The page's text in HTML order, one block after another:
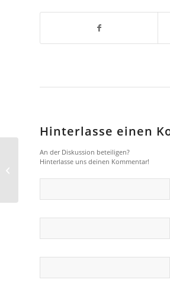
Hinterlasse einen
An der Diskussion beteiligen?
Hinterlasse uns deinen Kommentar!
Kunst der Zukunft –
trifft auf Urban Art